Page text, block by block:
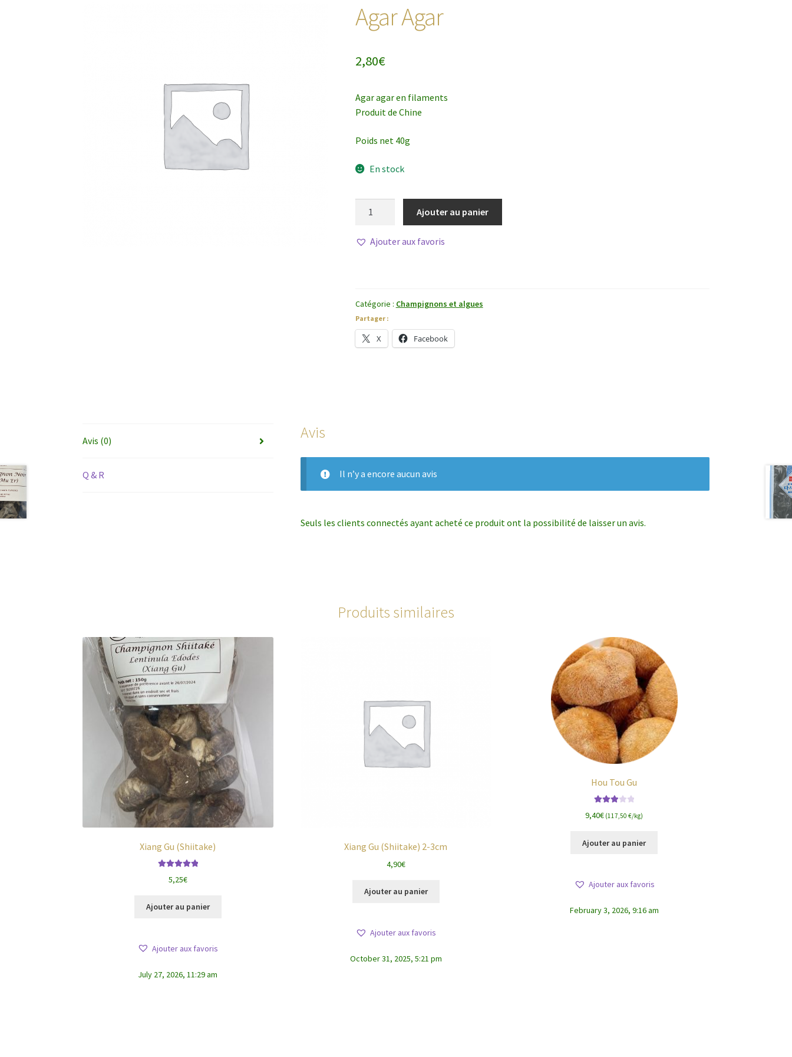
Agar Agar
2,80€
Agar agar en filaments
Produit de Chine
Poids net 40g
En stock
Agar
Ajouter au panier
Ajouter aux favoris
Catégorie : Champignons et algues
Partager :
X Facebook
Avis (0)
Q & R
Avis
Il n’y a encore aucun avis
Seuls les clients connectés ayant acheté ce produit ont la possibilité de laisser un avis.
Produits similaires
Xiang Gu (Shiitake)
5
5,25€
Ajouter au panier
Ajouter aux favoris
July 27, 2026, 11:29 am
Xiang Gu (Shiitake) 2-3cm
4,90€
Ajouter au panier
Ajouter aux favoris
October 31, 2025, 5:21 pm
Hou Tou Gu
3.00sur
9,40€ (117,50 €/kg)
Ajouter au panier
Ajouter aux favoris
February 3, 2026, 9:16 am